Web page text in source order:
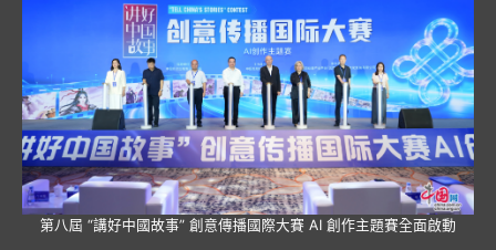
第八屆 “講好中國故事” 創意傳播國際大賽 AI 創作主題賽全面啟動